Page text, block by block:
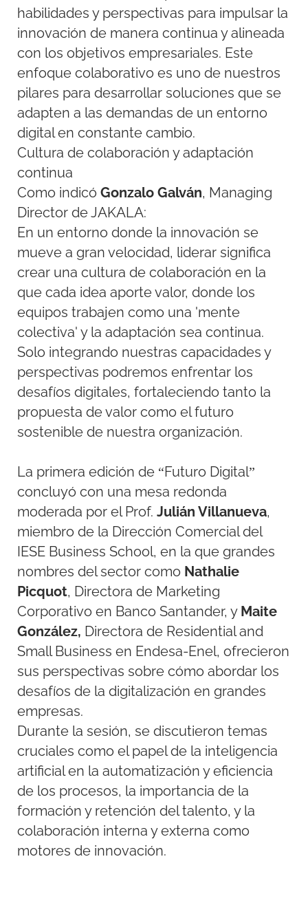
habilidades y perspectivas para impulsar la
innovación de manera continua y alineada
con los objetivos empresariales. Este
enfoque colaborativo es uno de nuestros
pilares para desarrollar soluciones que se
adapten a las demandas de un entorno
digital en constante cambio.
Cultura de colaboración y adaptación
continua
Como indicóGonzalo Galván, Managing
Director de JAKALA:
En un entorno donde la innovación se
mueve a gran velocidad, liderar significa
crear una cultura de colaboración en la
que cada idea aporte valor, donde los
equipos trabajen como una 'mente
colectiva' y la adaptación sea continua.
Solo integrando nuestras capacidades y
perspectivas podremos enfrentar los
desafíos digitales, fortaleciendo tanto la
propuesta de valor como el futuro
sostenible de nuestra organización.
La primera edición de “Futuro Digital”
concluyó con una mesa redonda
moderada por el Prof.Julián Villanueva,
miembro de la Dirección Comercial del
IESE Business School, en la que grandes
nombres del sector como Nathalie
Picquot, Directora de Marketing
Corporativo en Banco Santander, y Maite
González, Directora de Residential and
Small Business en Endesa-Enel, ofrecieron
sus perspectivas sobre cómo abordar los
desafíos de la digitalización en grandes
empresas.
Durante la sesión, se discutieron temas
cruciales como el papel de la inteligencia
artificial en la automatización y eficiencia
de los procesos, la importancia de la
formación y retención del talento, y la
colaboración interna y externa como
motores de innovación.